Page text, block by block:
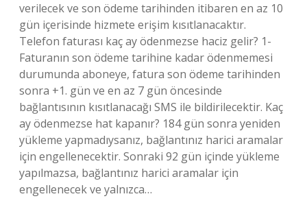
verilecek ve son ödeme tarihinden itibaren en az 10
gün içerisinde hizmete erişim kısıtlanacaktır.
Telefon faturası kaç ay ödenmezse haciz gelir? 1-
Faturanın son ödeme tarihine kadar ödenmemesi
durumunda aboneye, fatura son ödeme tarihinden
sonra +1. gün ve en az 7 gün öncesinde
bağlantısının kısıtlanacağı SMS ile bildirilecektir. Kaç
ay ödenmezse hat kapanır? 184 gün sonra yeniden
yükleme yapmadıysanız, bağlantınız harici aramalar
için engellenecektir. Sonraki 92 gün içinde yükleme
yapılmazsa, bağlantınız harici aramalar için
engellenecek ve yalnızca…